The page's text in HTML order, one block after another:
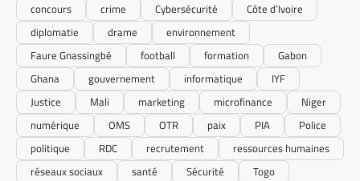
concours
crime Cybersécurité
Côte d’Ivoire
diplomatie
drame
environnement
Faure Gnassingbé
football formation
Gabon
Ghana
gouvernement informatique
IYF
Justice
Mali marketing microfinance
Niger
numérique
OMS OTR paix PIA
Police
politique
RDC recrutement
ressources humaines
réseaux sociaux
santé Sécurité Togo